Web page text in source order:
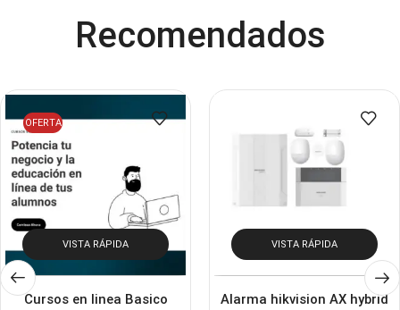
Recomendados
OFERTA
VISTA RÁPIDA
Cursos en linea Basico
VISTA RÁPIDA
Alarma hikvision AX hybrid